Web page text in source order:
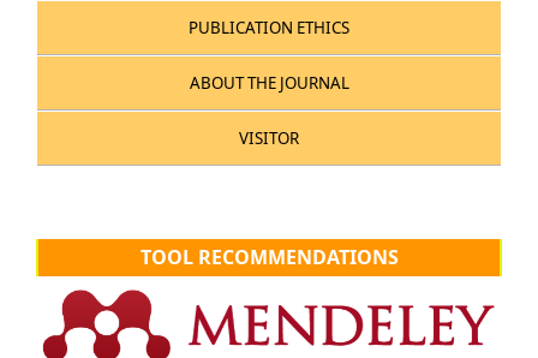
PUBLICATION ETHICS
ABOUT THE JOURNAL
VISITOR
TOOL RECOMMENDATIONS